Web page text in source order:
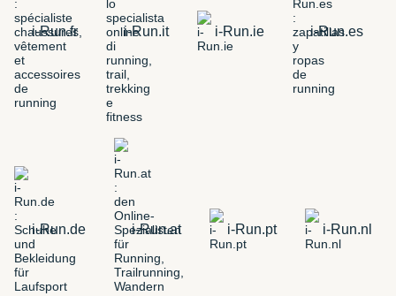
i-Run.fr i-Run.it i-Run.ie i-Run.es
i-Run.de i-Run.at i-Run.pt i-Run.nl